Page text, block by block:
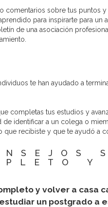
comentarios sobre tus puntos y
para inspirarte para
de una asociación
te han ayudado a
completas tus estudios y
identificar a un colega o
que recibiste y que te ayudó a
Y
y volver a casa
un postgrado a